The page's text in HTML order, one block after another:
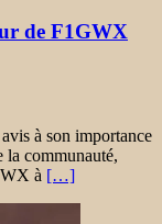
de F1GWX
à son importance
la communauté,
à […]